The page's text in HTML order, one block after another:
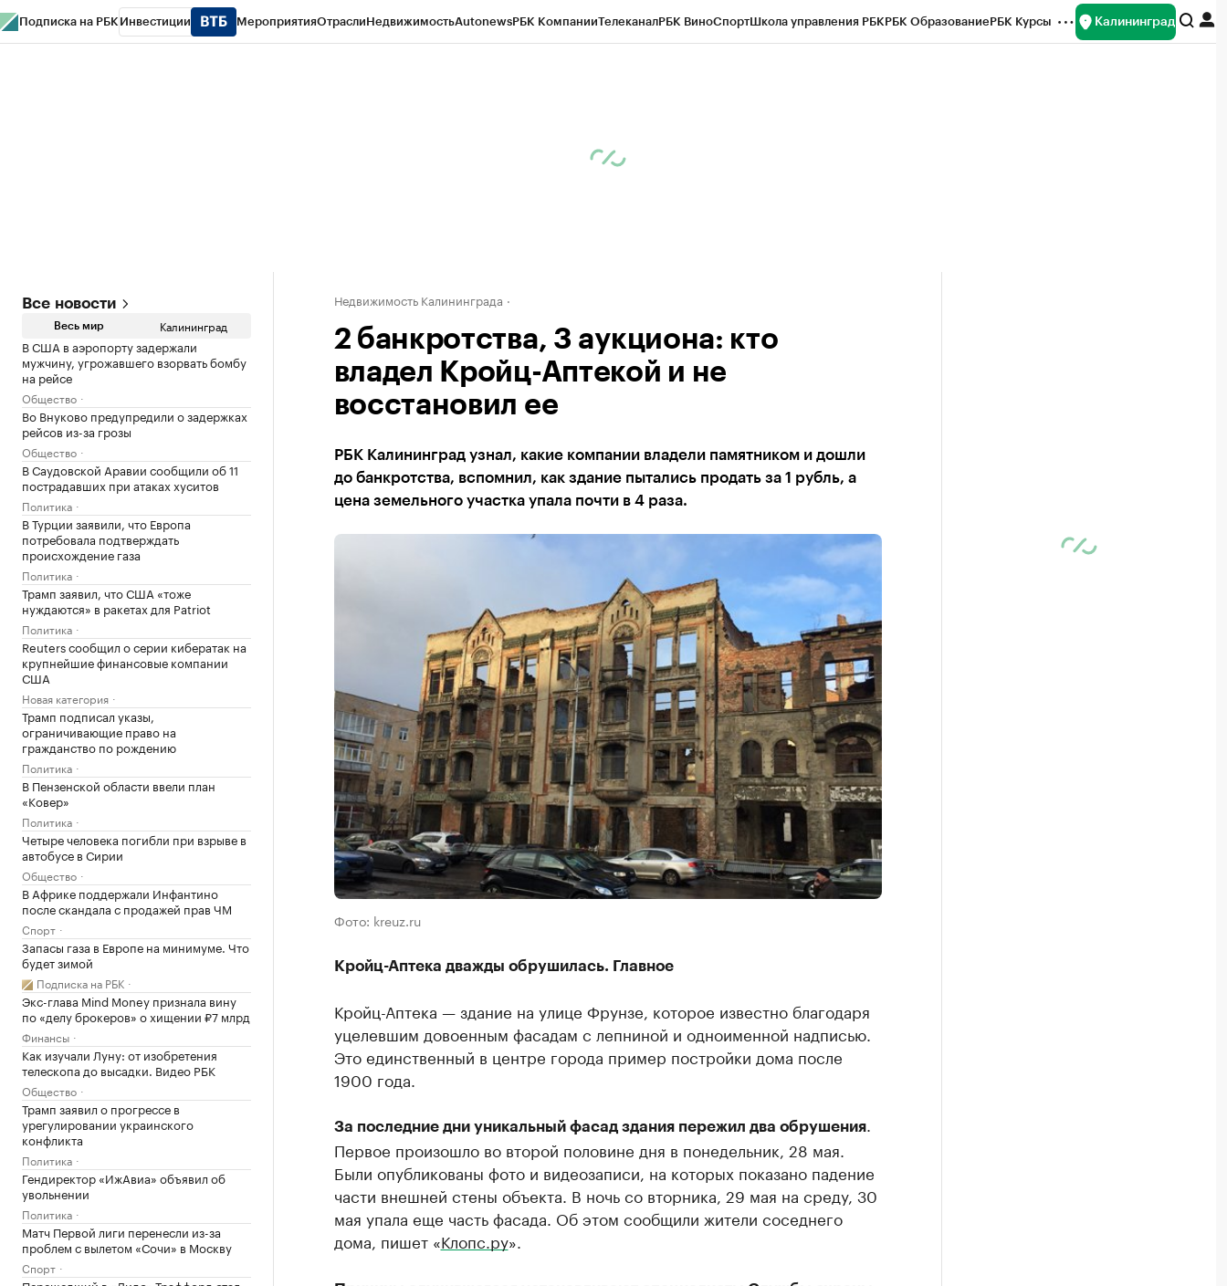
Подписка на РБК Инвестиции МероприятияОтраслиНедвижимостьAutonewsРБК КомпанииТелеканалРБК ВиноСпортШкола управления РБКРБК ОбразованиеРБК Курсы Калининград
Все новости
Весь мир Калининград
В США в аэропорту задержали
мужчину, угрожавшего взорвать бомбу
на рейсе
Общество
Во Внуково предупредили о задержках
рейсов из-за грозы
Общество
В Саудовской Аравии сообщили об 11
пострадавших при атаках хуситов
Политика
В Турции заявили, что Европа
потребовала подтверждать
происхождение газа
Политика
Трамп заявил, что США «тоже
нуждаются» в ракетах для Patriot
Политика
Reuters сообщил о серии кибератак на
крупнейшие финансовые компании
США
Новая категория
Трамп подписал указы,
ограничивающие право на
гражданство по рождению
Политика
В Пензенской области ввели план
«Ковер»
Политика
Четыре человека погибли при взрыве в
автобусе в Сирии
Общество
В Африке поддержали Инфантино
после скандала с продажей прав ЧМ
Спорт
Запасы газа в Европе на минимуме. Что
будет зимой
Подписка на РБК
Экс-глава Mind Money признала вину
по «делу брокеров» о хищении ₽7 млрд
Финансы
Как изучали Луну: от изобретения
телескопа до высадки. Видео РБК
Общество
Трамп заявил о прогрессе в
урегулировании украинского
конфликта
Политика
Гендиректор «ИжАвиа» объявил об
увольнении
Политика
Матч Первой лиги перенесли из-за
проблем с вылетом «Сочи» в Москву
Спорт
Недвижимость Калининграда
2 банкротства, 3 аукциона: кто
владел Кройц-Аптекой и не
восстановил ее
РБК Калининград узнал, какие компании владели памятником и дошли
до банкротства, вспомнил, как здание пытались продать за 1 рубль, а
цена земельного участка упала почти в 4 раза.
Фото: kreuz.ru
Кройц-Аптека дважды обрушилась. Главное
Кройц-Аптека — здание на улице Фрунзе, которое известно благодаря
уцелевшим довоенным фасадам с лепниной и одноименной надписью.
Это единственный в центре города пример постройки дома после
1900 года.
За последние дни уникальный фасад здания пережил два обрушения.
Первое произошло во второй половине дня в понедельник, 28 мая.
Были опубликованы фото и видеозаписи, на которых показано падение
части внешней стены объекта. В ночь со вторника, 29 мая на среду, 30
мая упала еще часть фасада. Об этом сообщили жители соседнего
дома, пишет «Клопс.ру».